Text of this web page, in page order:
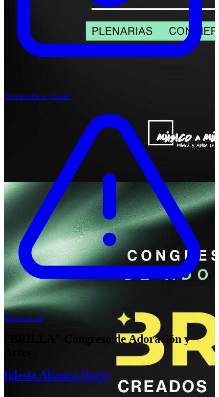
Contact the organizer
Report event
"BRILLA" Congreso de Adoración y
Iglesia Alianza Norte